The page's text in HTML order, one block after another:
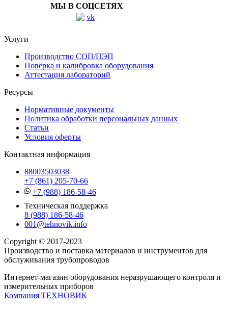
МЫ В СОЦСЕТЯХ
Услуги
Производство СОП/ПЭП
Поверка и калибровка оборудования
Аттестация лабораторий
Ресурсы
Нормативные документы
Политика обработки персональных данных
Статьи
Условия оферты
Контактная информация
88003503038
+7 (861) 205-70-66
+7 (988) 186-58-46
Техническая поддержка
8 (988) 186-58-46
001@tehnovik.info
Copyright © 2017-2023
Производство и поставка материалов и инструментов для
обслуживания трубопроводов
Интернет-магазин оборудования неразрушающего контроля и
измерительных приборов
Компания ТЕХНОВИК